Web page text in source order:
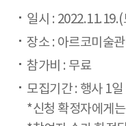
일시 :
장소 : 아르코미술
참가비 : 무료
모집기간 : 행사 1
*신청 확정자에게